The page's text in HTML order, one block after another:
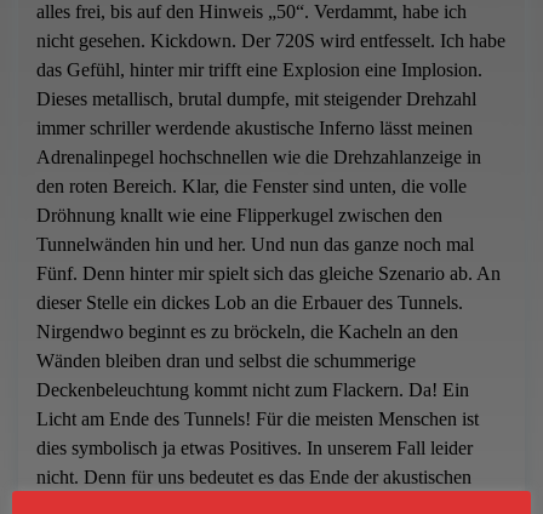
alles frei, bis auf den Hinweis „50“. Verdammt, habe ich
nicht gesehen. Kickdown. Der 720S wird entfesselt. Ich habe
das Gefühl, hinter mir trifft eine Explosion eine Implosion.
Dieses metallisch, brutal dumpfe, mit steigender Drehzahl
immer schriller werdende akustische Inferno lässt meinen
Adrenalinpegel hochschnellen wie die Drehzahlanzeige in
den roten Bereich. Klar, die Fenster sind unten, die volle
Dröhnung knallt wie eine Flipperkugel zwischen den
Tunnelwänden hin und her. Und nun das ganze noch mal
Fünf. Denn hinter mir spielt sich das gleiche Szenario ab. An
dieser Stelle ein dickes Lob an die Erbauer des Tunnels.
Nirgendwo beginnt es zu bröckeln, die Kacheln an den
Wänden bleiben dran und selbst die schummerige
Deckenbeleuchtung kommt nicht zum Flackern. Da! Ein
Licht am Ende des Tunnels! Für die meisten Menschen ist
dies symbolisch ja etwas Positives. In unserem Fall leider
nicht. Denn für uns bedeutet es das Ende der akustischen